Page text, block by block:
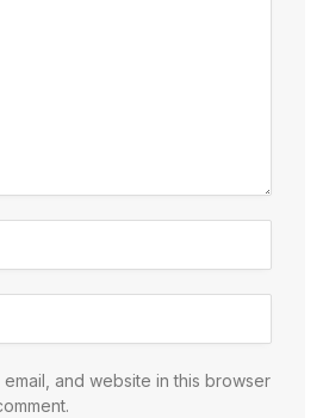
email, and website in this browser